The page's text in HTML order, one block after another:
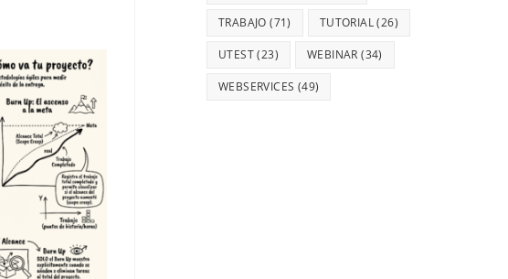
TRABAJO (71) TUTORIAL(26)
UTEST(23) WEBINAR (34)
WEBSERVICES (49)